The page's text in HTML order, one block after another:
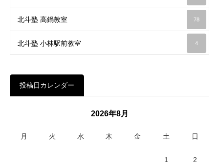
北斗塾 高鍋教室 78
北斗塾 小林駅前教室 4
投稿日カレンダー
2026年8月
月 火 水 木 金 土 日
1 2